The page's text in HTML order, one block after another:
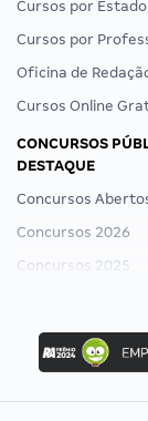
Cursos por Estado
Cursos por
Oficina de
Cursos Online
CONCURSOS
DESTAQUE
Concursos
Concursos 2026
Concursos 2025
Concurso Ibama
Concurso MPU
Editais publicados